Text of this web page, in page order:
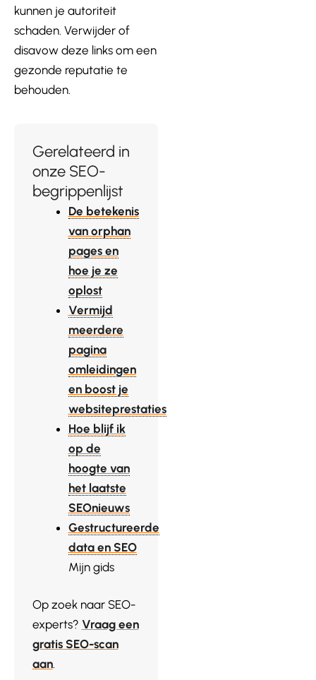
kunnen je autoriteit
schaden. Verwijder of
disavow deze links om een
gezonde reputatie te
behouden.
Gerelateerd in
onze SEO-
begrippenlijst
De betekenis
van orphan
pages en
hoe je ze
oplost
Vermijd
meerdere
pagina
omleidingen
en boost je
websiteprestaties
Hoe blijf ik
op de
hoogte van
het laatste
SEOnieuws
Gestructureerde
data en SEO
Mijn gids
Op zoek naar SEO-
experts? Vraag een
gratis SEO-scan
aan.